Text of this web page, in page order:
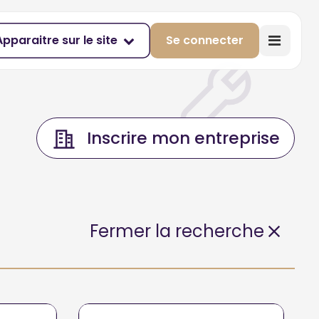
sur le site Se connecter
Inscrire mon entreprise
Fermer la recherche